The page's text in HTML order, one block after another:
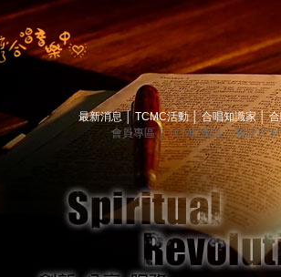
最新消息 TCMC活動│ 合唱知識家│
會員專區│ TCMC會訊│ 關於